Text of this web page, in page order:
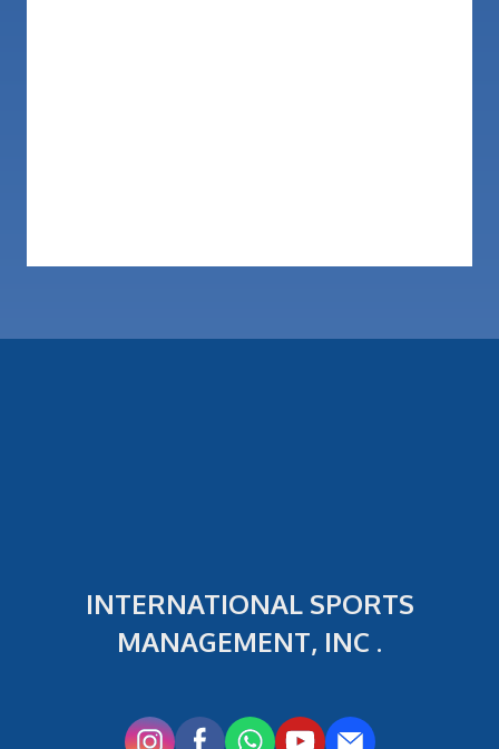
INTERNATIONAL SPORTS
MANAGEMENT, INC .